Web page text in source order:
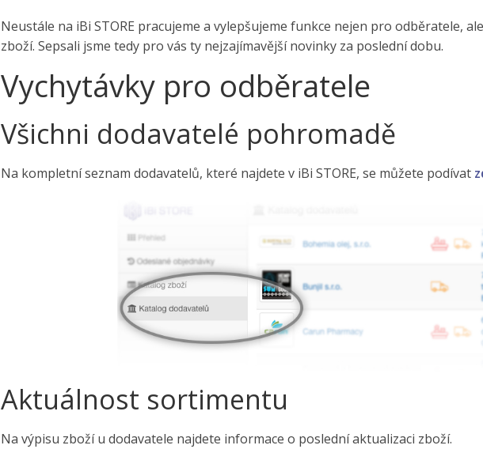
Neustále na iBi STORE pracujeme a vylepšujeme funkce nejen pro odběratele,
zboží. Sepsali jsme tedy pro vás ty nejzajímavější novinky za poslední dobu.
Vychytávky pro odběratele
Všichni dodavatelé pohromadě
Na kompletní seznam dodavatelů, které najdete v iBi STORE, se můžete podívat
Aktuálnost sortimentu
Na výpisu zboží u dodavatele najdete informace o poslední aktualizaci zboží.